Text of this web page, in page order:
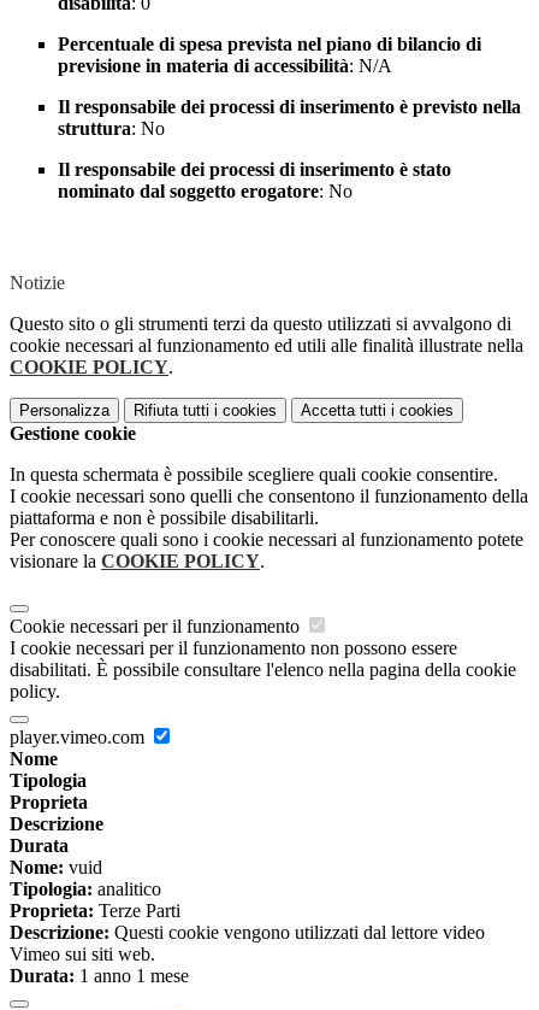
Percentuale di spesa prevista nel piano di bilancio di
previsione in materia di accessibilità: N/A
Il responsabile dei processi di inserimento è previsto nella
struttura: No
Il responsabile dei processi di inserimento è stato
nominato dal soggetto erogatore: No
Notizie
Questo sito o gli strumenti terzi da questo utilizzati si avvalgono di
cookie necessari al funzionamento ed utili alle finalità illustrate nella
COOKIE POLICY.
Personalizza Rifiuta tutti i cookies Accetta tutti i cookies
Gestione cookie
In questa schermata è possibile scegliere quali cookie consentire.
I cookie necessari sono quelli che consentono il funzionamento della
piattaforma e non è possibile disabilitarli.
Per conoscere quali sono i cookie necessari al funzionamento potete
visionare la COOKIE POLICY.
Cookie necessari per il funzionamento
I cookie necessari per il funzionamento non possono essere
disabilitati. È possibile consultare l'elenco nella pagina della cookie
policy.
player.vimeo.com
Nome
Tipologia
Proprieta
Descrizione
Durata
Nome: vuid
Tipologia: analitico
Proprieta: Terze Parti
Descrizione: Questi cookie vengono utilizzati dal lettore video
Vimeo sui siti web.
Durata: 1 anno 1 mese